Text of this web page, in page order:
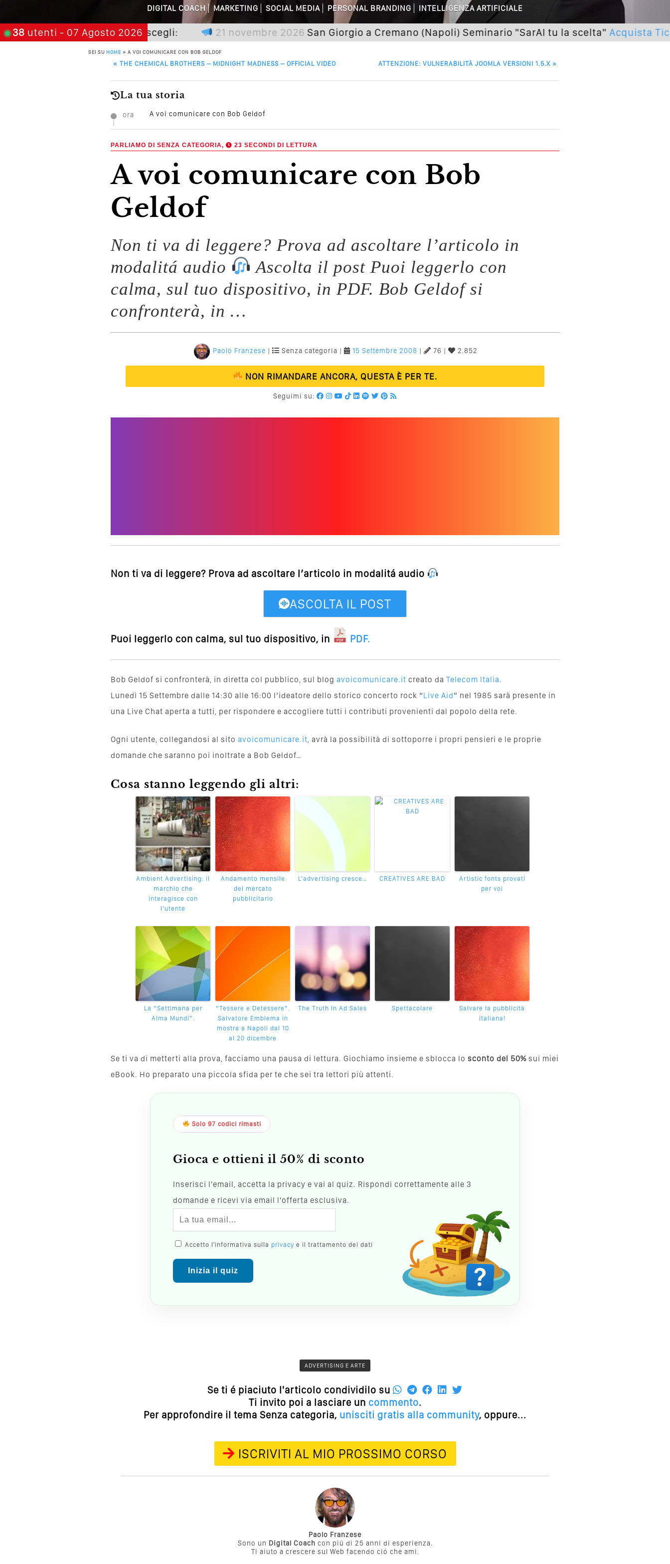
Perché Pubblicare Non Basta Più? Contenuti Di Valore O Solo Rumore…
Perché Non Guadagni Sui Social Media? Probabilmente Tutto Peggiorerà
Quali Sono Gli Errori Della Comunicazione Politica? Il Caso Delle Braccia Incrociate
Come Promuoversi Nel Wedding? Il Mio Intervento Per L’Accademia Del Wedding
DIGITAL COACH MARKETING SOCIAL MEDIA PERSONAL BRANDING INTELLIGENZA ARTIFICIALE
38 utenti - 07 Agosto 2026
premia chi aspetta, scegli: 21 novembre 2026San Giorgio a Cremano (Napoli) Seminario "SarAI tu la scelta"Acquista Ticket
SEI SU HOME » A VOI COMUNICARE CON BOB GELDOF
POST NAVIGATION
« THE CHEMICAL BROTHERS – MIDNIGHT MADNESS – OFFICIAL VIDEO ATTENZIONE: VULNERABILITÀ JOOMLA VERSIONI 1.5.X »
La tua storia
ora A voi comunicare con Bob Geldof
PARLIAMO DI SENZA CATEGORIA, 23 SECONDI DI LETTURA
A voi comunicare con Bob
Geldof
Non ti va di leggere? Prova ad ascoltare l’articolo in
modalitá audio
Ascolta il post Puoi leggerlo con
calma, sul tuo dispositivo, in PDF. Bob Geldof si
confronterà, in …
Paolo Franzese | Senza categoria | 15 Settembre 2008 | 76 | 2.852
NON RIMANDARE ANCORA, QUESTA È PER TE.
Seguimi su:
Non ti va di leggere? Prova ad ascoltare l’articolo in modalitá audio
ASCOLTA IL POST
Puoi leggerlo con calma, sul tuo dispositivo, in PDF.
Bob Geldof si confronterà, in diretta col pubblico, sul blog avoicomunicare.it creato da Telecom Italia.
Lunedì 15 Settembre dalle 14:30 alle 16:00 l’ideatore dello storico concerto rock “Live Aid” nel 1985 sarà presente in
una Live Chat aperta a tutti, per rispondere e accogliere tutti i contributi provenienti dal popolo della rete.
Ogni utente, collegandosi al sito avoicomunicare.it , avrà la possibilità di sottoporre i propri pensieri e le proprie
domande che saranno poi inoltrate a Bob Geldof…
Cosa stanno leggendo gli altri:
Ambient Advertising: il
marchio che
interagisce con
l’utente
Andamento mensile
del mercato
pubblicitario
L’advertising cresce… CREATIVES ARE BAD
Artistic fonts provati
per voi
La “Settimana per
Alma Mundi”.
“Tessere e Detessere”.
Salvatore Emblema in
mostra a Napoli dal 10
al 20 dicembre
The Truth In Ad Sales Spettacolare
Salvare la pubblicità
italiana!
Se ti va di metterti alla prova, facciamo una pausa di lettura. Giochiamo insieme e sblocca lo sconto del 50% sui miei
eBook. Ho preparato una piccola sfida per te che sei tra lettori più attenti.
Solo 97 codici rimasti
Gioca e ottieni il 50% di sconto
Inserisci l'email, accetta la privacy e vai al quiz. Rispondi correttamente alle 3
domande e ricevi via email l'offerta esclusiva.
Accetto l'informativa sulla privacy e il trattamento dei dati
Inizia il quiz
ADVERTISING E ARTE
Se ti é piaciuto l'articolo condividilo su
Ti invito poi a lasciare un commento.
Per approfondire il tema Senza categoria, unisciti gratis alla community, oppure...
ISCRIVITI AL MIO PROSSIMO CORSO
Paolo Franzese
Sono un Digital Coach con piú di 25 anni di esperienza.
Ti aiuto a crescere sul Web facendo ció che ami.